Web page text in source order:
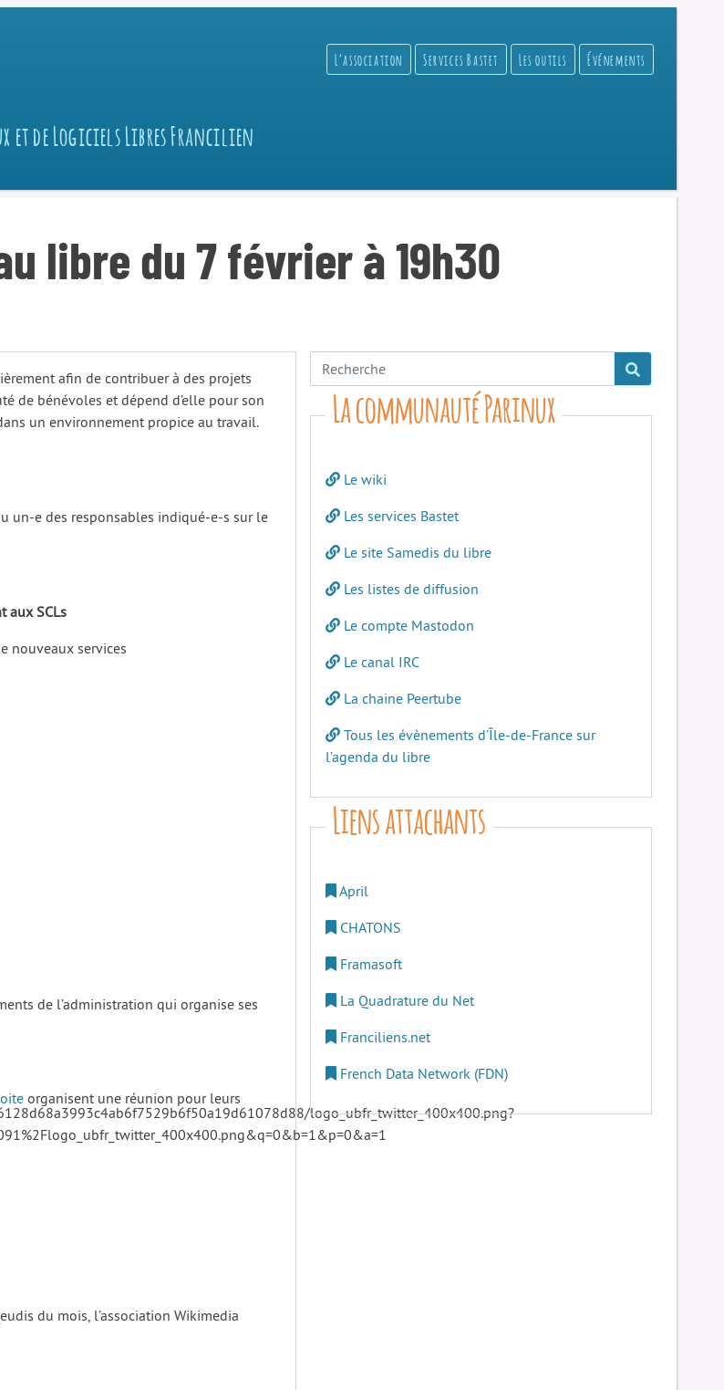
et de Logiciels Libres Francilien
L’association Services Bastet Les outils Événements
libre du 7 février à 19h30
afin de contribuer à des projets
de bénévoles et dépend d’elle pour son
un environnement propice au travail.
un-e des responsables indiqué-e-s sur le
aux SCLs
nouveaux services
de l’administration qui organise ses
organisent une réunion pour leurs
du mois, l’association Wikimedia
La communauté Parinux
Le wiki
Les services Bastet
Le site Samedis du libre
Les listes de diffusion
Le compte Mastodon
Le canal IRC
La chaine Peertube
Tous les évènements d’Île-de-France sur
l’agenda du libre
Liens attachants
April
CHATONS
Framasoft
La Quadrature du Net
Franciliens.net
French Data Network (FDN)